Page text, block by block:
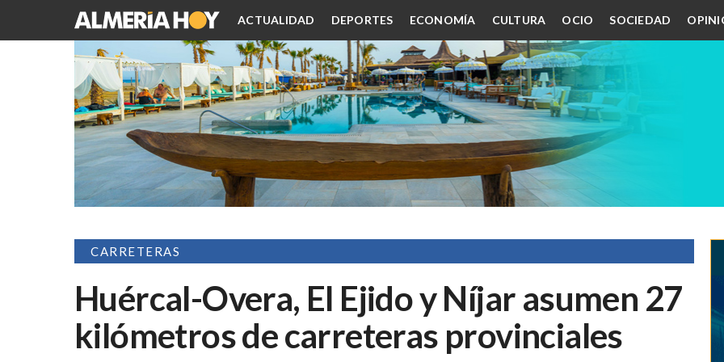
ACTUALIDAD DEPORTES ECONOMÍA CULTURA OCIO SOCIEDAD
CARRETERAS
Huércal-Overa, El Ejido y Níjar asumen 27
kilómetros de carreteras provinciales